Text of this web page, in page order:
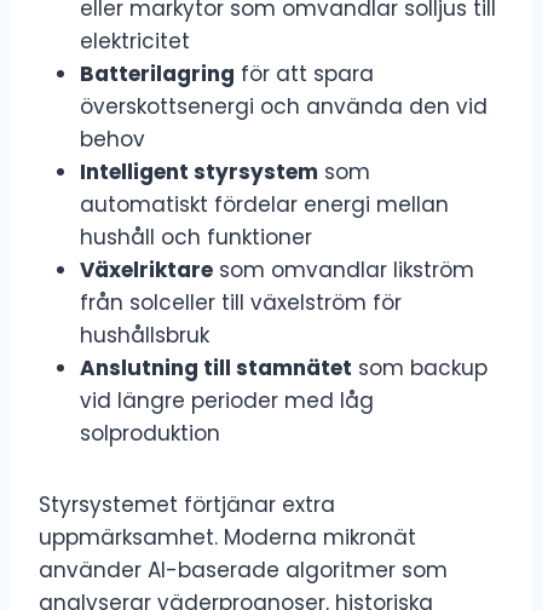
eller markytor som omvandlar solljus till
elektricitet
Batterilagring för att spara
överskottsenergi och använda den vid
behov
Intelligent styrsystem som
automatiskt fördelar energi mellan
hushåll och funktioner
Växelriktare som omvandlar likström
från solceller till växelström för
hushållsbruk
Anslutning till stamnätet som backup
vid längre perioder med låg
solproduktion
Styrsystemet förtjänar extra
uppmärksamhet. Moderna mikronät
använder AI-baserade algoritmer som
analyserar väderprognoser, historiska